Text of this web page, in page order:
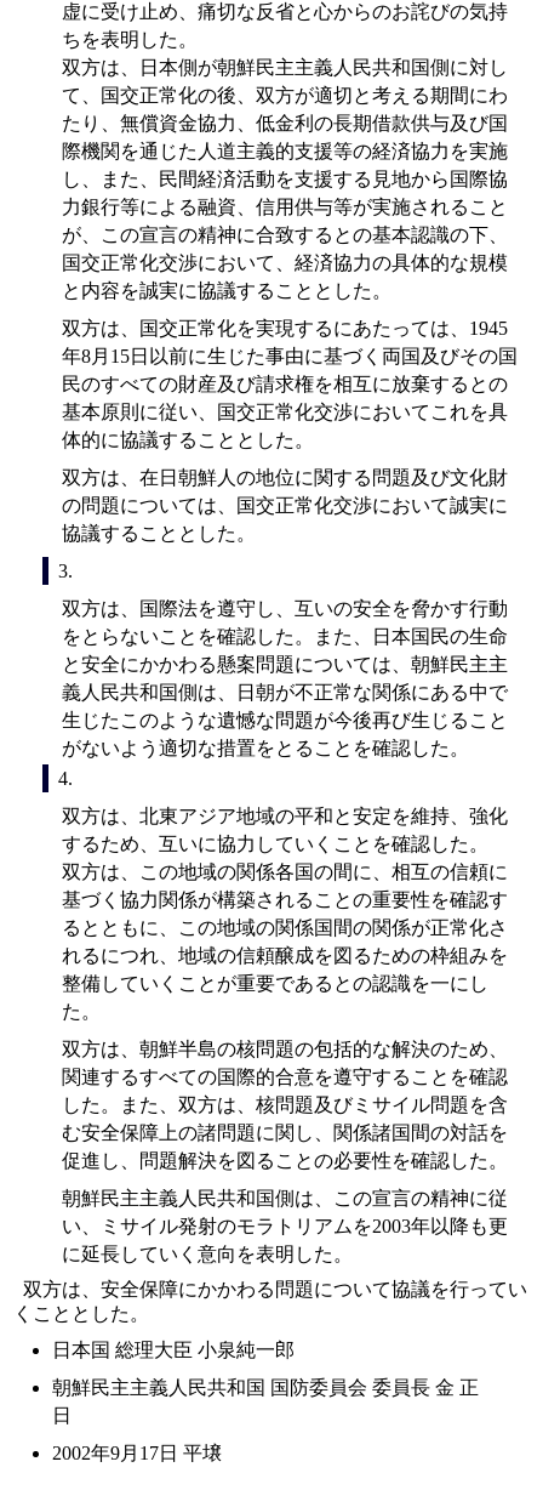
虚に受け止め、痛切な反省と心からのお詫びの気持
ちを表明した。
双方は、日本側が朝鮮民主主義人民共和国側に対し
て、国交正常化の後、双方が適切と考える期間にわ
たり、無償資金協力、低金利の長期借款供与及び国
際機関を通じた人道主義的支援等の経済協力を実施
し、また、民間経済活動を支援する見地から国際協
力銀行等による融資、信用供与等が実施されること
が、この宣言の精神に合致するとの基本認識の下、
国交正常化交渉において、経済協力の具体的な規模
と内容を誠実に協議することとした。
双方は、国交正常化を実現するにあたっては、1945
年8月15日以前に生じた事由に基づく両国及びその国
民のすべての財産及び請求権を相互に放棄するとの
基本原則に従い、国交正常化交渉においてこれを具
体的に協議することとした。
双方は、在日朝鮮人の地位に関する問題及び文化財
の問題については、国交正常化交渉において誠実に
協議することとした。
3.
双方は、国際法を遵守し、互いの安全を脅かす行動
をとらないことを確認した。また、日本国民の生命
と安全にかかわる懸案問題については、朝鮮民主主
義人民共和国側は、日朝が不正常な関係にある中で
生じたこのような遺憾な問題が今後再び生じること
がないよう適切な措置をとることを確認した。
4.
双方は、北東アジア地域の平和と安定を維持、強化
するため、互いに協力していくことを確認した。
双方は、この地域の関係各国の間に、相互の信頼に
基づく協力関係が構築されることの重要性を確認す
るとともに、この地域の関係国間の関係が正常化さ
れるにつれ、地域の信頼醸成を図るための枠組みを
整備していくことが重要であるとの認識を一にし
た。
双方は、朝鮮半島の核問題の包括的な解決のため、
関連するすべての国際的合意を遵守することを確認
した。また、双方は、核問題及びミサイル問題を含
む安全保障上の諸問題に関し、関係諸国間の対話を
促進し、問題解決を図ることの必要性を確認した。
朝鮮民主主義人民共和国側は、この宣言の精神に従
い、ミサイル発射のモラトリアムを2003年以降も更
に延長していく意向を表明した。
双方は、安全保障にかかわる問題について協議を行ってい
くこととした。
日本国 総理大臣 小泉純一郎
朝鮮民主主義人民共和国 国防委員会 委員長 金 正
日
2002年9月17日 平壌